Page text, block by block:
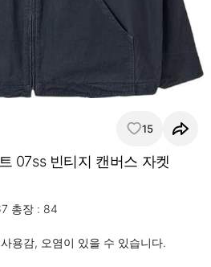
15
07ss 빈티지 캔버스 자켓
총장 : 84
용감, 오염이 있을 수 있습니다.